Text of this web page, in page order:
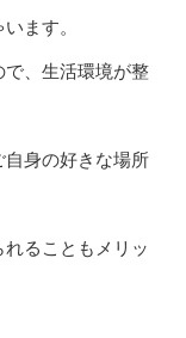
ます。
、生活環境が整
自身の好きな場所
ることもメリッ